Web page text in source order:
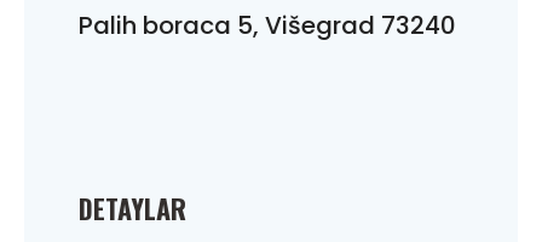
DETAYLAR
Palih boraca 5, Višegrad 73240